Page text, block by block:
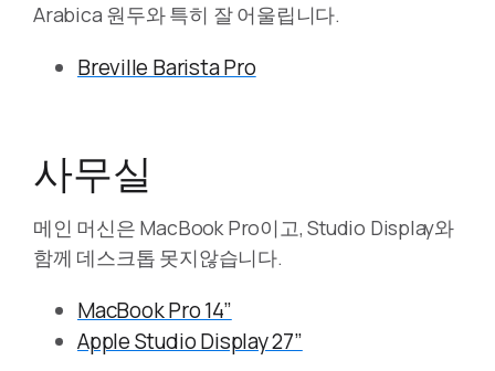
Arabica 원두와 특히 잘 어울립니다.
Breville Barista Pro
사무실
메인 머신은 MacBook Pro이고, Studio Display와
함께 데스크톱 못지않습니다.
MacBook Pro 14”
Apple Studio Display 27”